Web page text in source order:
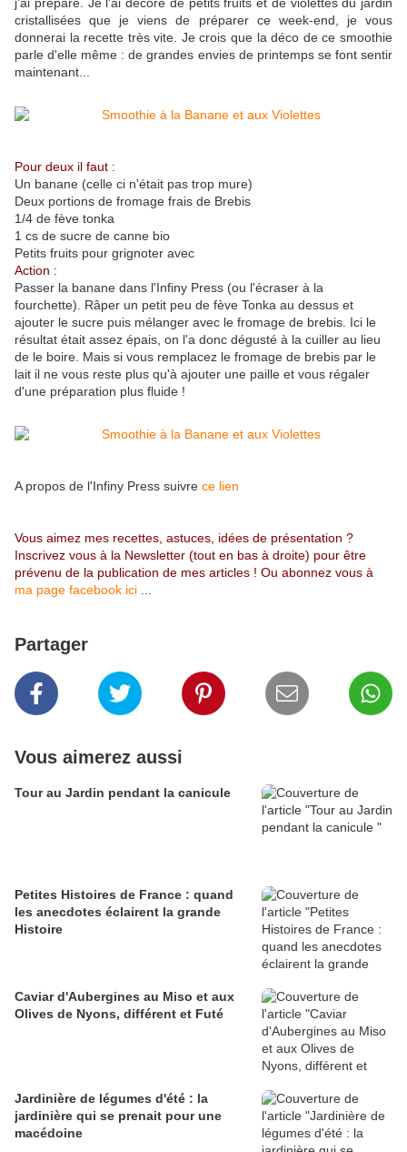
cristallisées que je viens de préparer ce week-end, je vous
donnerai la recette très vite. Je crois que la déco de ce smoothie
parle d'elle même : de grandes envies de printemps se font sentir
maintenant...
Pour deux il faut :
Un banane (celle ci n'était pas trop mure)
Deux portions de fromage frais de Brebis
1/4 de fève tonka
1 cs de sucre de canne bio
Petits fruits pour grignoter avec
Action :
Passer la banane dans l'Infiny Press (ou l'écraser à la
fourchette). Râper un petit peu de fève Tonka au dessus et
ajouter le sucre puis mélanger avec le fromage de brebis. Ici le
résultat était assez épais, on l'a donc dégusté à la cuiller au lieu
de le boire. Mais si vous remplacez le fromage de brebis par le
lait il ne vous reste plus qu'à ajouter une paille et vous régaler
d'une préparation plus fluide !
A propos de l'Infiny Press suivre ce lien
Vous aimez mes recettes, astuces, idées de présentation ?
Inscrivez vous à la Newsletter (tout en bas à droite) pour être
prévenu de la publication de mes articles ! Ou abonnez vous à
ma page facebook ici
Partager
Vous aimerez aussi
Tour au Jardin pendant la canicule
Petites Histoires de France : quand
les anecdotes éclairent la grande
Histoire
Caviar d'Aubergines au Miso et aux
Olives de Nyons, différent et Futé
Jardinière de légumes d'été : la
jardinière qui se prenait pour une
macédoine